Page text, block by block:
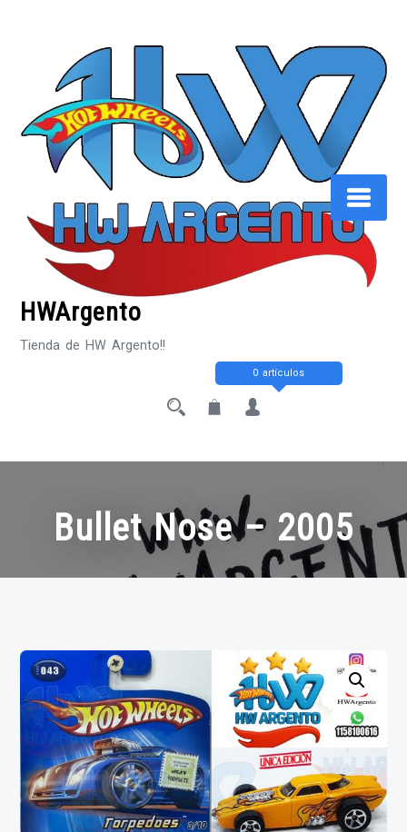
HWArgento
Tienda de HW Argento!!
0 artículos
Bullet Nose – 2005